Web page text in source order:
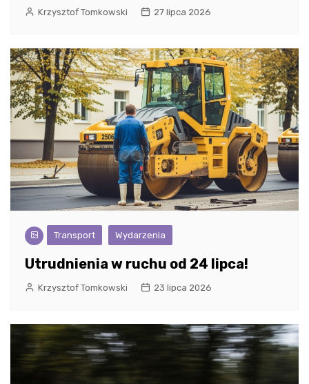
Krzysztof Tomkowski 27 lipca 2026
Transport Wydarzenia
Utrudnienia w ruchu od 24 lipca!
Krzysztof Tomkowski 23 lipca 2026